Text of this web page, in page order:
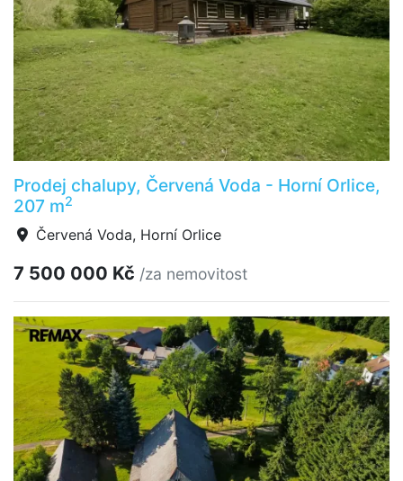
Prodej chalupy, Červená Voda - Horní Orlice,
207 m2
Červená Voda, Horní Orlice
7 500 000 Kč /za nemovitost